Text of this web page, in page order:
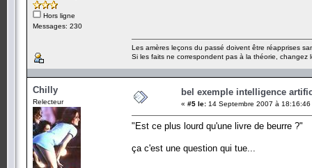
Hors ligne
Messages: 230
Les amères leçons du passé doivent être réapprises
Si les faits ne correspondent pas à la théorie, changez
Chilly
Relecteur
bel exemple intelligence
« #5 le: 14 Septembre 2007 à 18:16:46
"Est ce plus lourd qu'une livre de beurre ?"
ça c'est une question qui tue...